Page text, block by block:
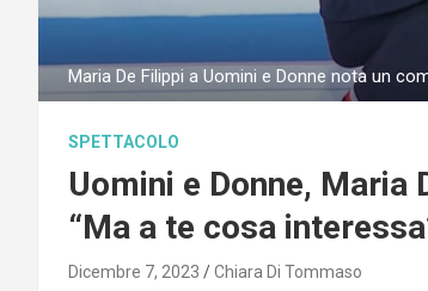
Maria De Filippi a Uomini e Donne nota un
SPETTACOLO
Uomini e Donne,
“Ma a te cosa
Dicembre 7, 2023 Chiara Di Tommaso